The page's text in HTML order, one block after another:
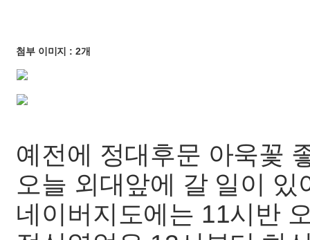
첨부 이미지 : 2개
예전에 정대후문 아욱꽃
오늘 외대앞에 갈 일이
네이버지도에는 11시반